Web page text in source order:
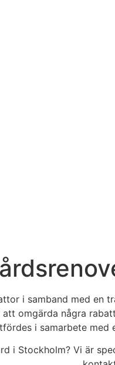
i samband med en
omgärda några
i samarbete med
i Stockholm? Vi är